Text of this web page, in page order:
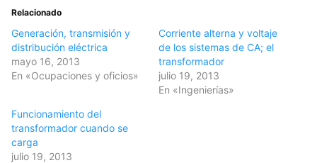
Relacionado
Generación, transmisión y
distribución eléctrica
mayo 16, 2013
En «Ocupaciones y oficios»
Corriente alterna y voltaje
de los sistemas de CA; el
transformador
julio 19, 2013
En «Ingenierías»
Funcionamiento del
transformador cuando se
carga
julio 19, 2013